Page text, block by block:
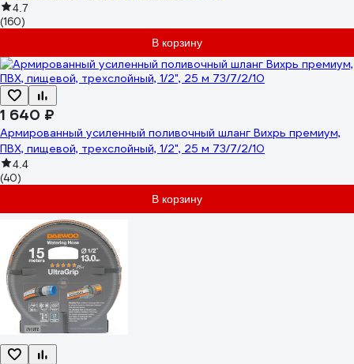
4.7
(160)
В корзину
1 640 ₽
Армированный усиленный поливочный шланг Вихрь премиум,
ПВХ, пищевой, трехслойный, 1/2", 25 м 73/7/2/10
4.4
(40)
В корзину